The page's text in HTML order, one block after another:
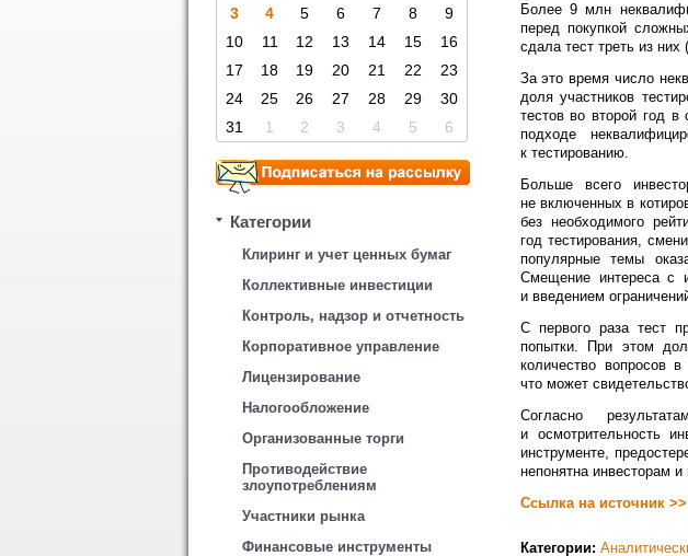
3
4 5 6 7 8
9
10
11 12 13 14 15
16
17
18 19 20 21 22
23
24
25 26 27 28 29
30
31
1 2 3 4 5 6
Категории
Клиринг и учет ценных бумаг
Коллективные инвестиции
Контроль, надзор и отчетность
Корпоративное управление
Лицензирование
Налогообложение
Организованные торги
Противодействие
злоупотреблениям
Участники рынка
Финансовые инструменты
Более 9 млн
перед покупкой
сдала тест треть из них
За это время число
доля участников
тестов во второй год
подходе
к тестированию.
Больше всего
не включенных в
без необходимого
год тестирования,
популярные темы
Смещение интереса с
и введением
С первого раза тест
попытки. При этом
количество вопросов
что может
Согласно
и осмотрительность
инструменте,
непонятна инвесторам
Ссылка на источник >>
Категории: